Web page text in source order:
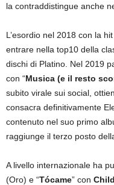
la contraddistingue anche
L’esordio nel 2018 con la
entrare nella top10 della
dischi di Platino. Nel 2019
con “Musica (e il resto
subito virale sui social,
consacra definitivamente
contenuto nel suo primo
raggiunge il terzo posto
A livello internazionale ha
(Oro) e “Tócame” con